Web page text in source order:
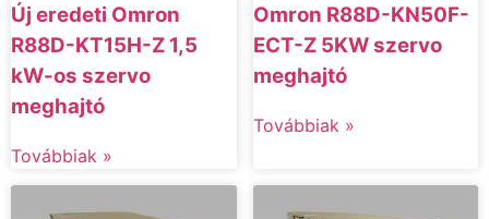
Új eredeti Omron
R88D-KT15H-Z 1,5
kW-os szervo
meghajtó
Továbbiak »
Omron R88D-KN50F-
ECT-Z 5KW szervo
meghajtó
Továbbiak »